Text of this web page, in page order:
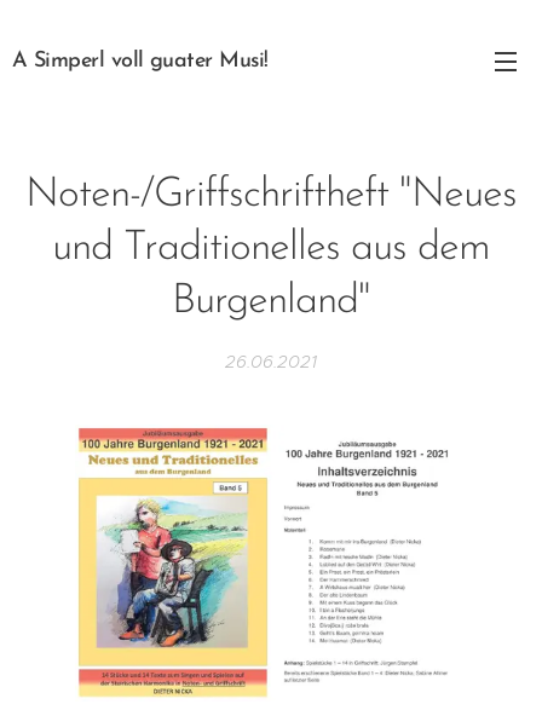
A Simperl voll guater Musi!
Noten-/Griffschriftheft "Neues
und Traditionelles aus dem
Burgenland"
26.06.2021